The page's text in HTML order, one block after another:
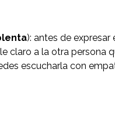
): antes de expresar
claro a la otra persona
escucharla con